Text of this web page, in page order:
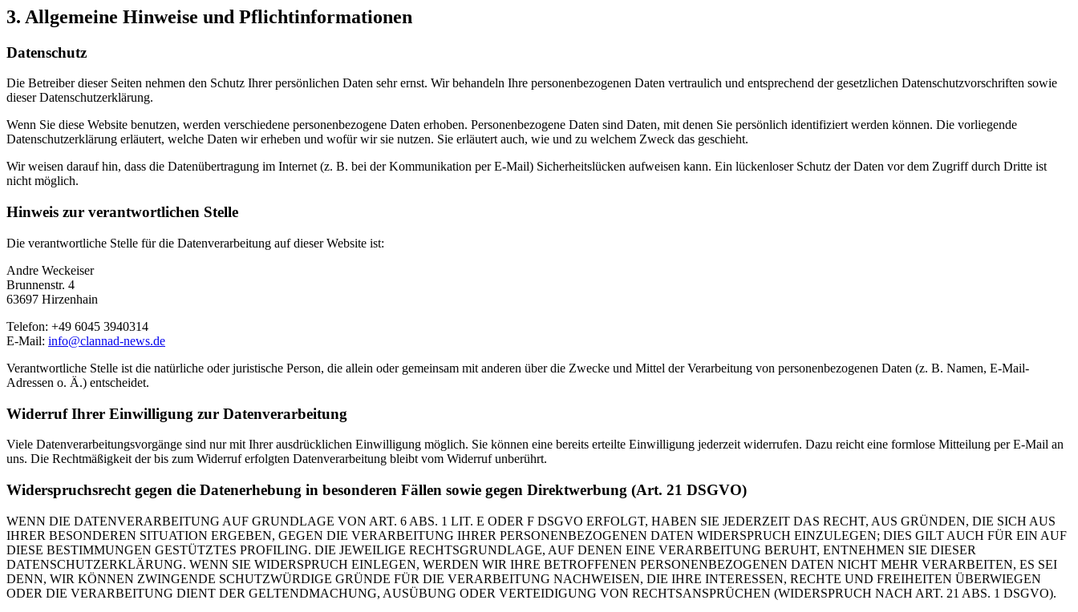
3. Allgemeine Hinweise und Pflichtinformationen
Datenschutz
Die Betreiber dieser Seiten nehmen den Schutz Ihrer persönlichen Daten sehr ernst. Wir behandeln Ihre personenbezogenen Daten vertraulich und entsprechend der gesetzlichen Datenschutzvorschriften sowie
dieser Datenschutzerklärung.
Wenn Sie diese Website benutzen, werden verschiedene personenbezogene Daten erhoben. Personenbezogene Daten sind Daten, mit denen Sie persönlich identifiziert werden können. Die vorliegende
Datenschutzerklärung erläutert, welche Daten wir erheben und wofür wir sie nutzen. Sie erläutert auch, wie und zu welchem Zweck das geschieht.
Wir weisen darauf hin, dass die Datenübertragung im Internet (z. B. bei der Kommunikation per E-Mail) Sicherheitslücken aufweisen kann. Ein lückenloser Schutz der Daten vor dem Zugriff durch Dritte ist
nicht möglich.
Hinweis zur verantwortlichen Stelle
Die verantwortliche Stelle für die Datenverarbeitung auf dieser Website ist:
Andre Weckeiser
Brunnenstr. 4
63697 Hirzenhain
Telefon: +49 6045 3940314
E-Mail: info@clannad-news.de
Verantwortliche Stelle ist die natürliche oder juristische Person, die allein oder gemeinsam mit anderen über die Zwecke und Mittel der Verarbeitung von personenbezogenen Daten (z. B. Namen, E-Mail-
Adressen o. Ä.) entscheidet.
Widerruf Ihrer Einwilligung zur Datenverarbeitung
Viele Datenverarbeitungsvorgänge sind nur mit Ihrer ausdrücklichen Einwilligung möglich. Sie können eine bereits erteilte Einwilligung jederzeit widerrufen. Dazu reicht eine formlose Mitteilung per E-Mail an
uns. Die Rechtmäßigkeit der bis zum Widerruf erfolgten Datenverarbeitung bleibt vom Widerruf unberührt.
Widerspruchsrecht gegen die Datenerhebung in besonderen Fällen sowie gegen Direktwerbung (Art. 21 DSGVO)
WENN DIE DATENVERARBEITUNG AUF GRUNDLAGE VON ART. 6 ABS. 1 LIT. E ODER F DSGVO ERFOLGT, HABEN SIE JEDERZEIT DAS RECHT, AUS GRÜNDEN, DIE SICH AUS
IHRER BESONDEREN SITUATION ERGEBEN, GEGEN DIE VERARBEITUNG IHRER PERSONENBEZOGENEN DATEN WIDERSPRUCH EINZULEGEN; DIES GILT AUCH FÜR EIN AUF
DIESE BESTIMMUNGEN GESTÜTZTES PROFILING. DIE JEWEILIGE RECHTSGRUNDLAGE, AUF DENEN EINE VERARBEITUNG BERUHT, ENTNEHMEN SIE DIESER
DATENSCHUTZERKLÄRUNG. WENN SIE WIDERSPRUCH EINLEGEN, WERDEN WIR IHRE BETROFFENEN PERSONENBEZOGENEN DATEN NICHT MEHR VERARBEITEN, ES SEI
DENN, WIR KÖNNEN ZWINGENDE SCHUTZWÜRDIGE GRÜNDE FÜR DIE VERARBEITUNG NACHWEISEN, DIE IHRE INTERESSEN, RECHTE UND FREIHEITEN ÜBERWIEGEN
ODER DIE VERARBEITUNG DIENT DER GELTENDMACHUNG, AUSÜBUNG ODER VERTEIDIGUNG VON RECHTSANSPRÜCHEN (WIDERSPRUCH NACH ART. 21 ABS. 1 DSGVO).